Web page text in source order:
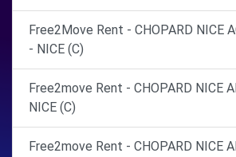
Free2Move Rent - CHOPARD NICE
- NICE (C)
Free2move Rent - CHOPARD NICE
NICE (C)
Free2move Rent - CHOPARD NICE